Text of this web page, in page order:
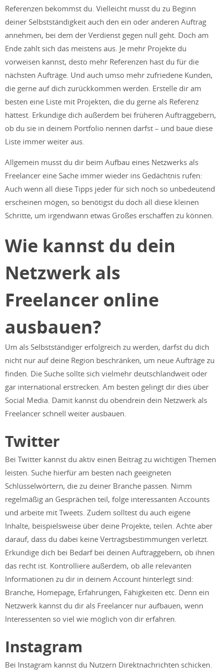
Referenzen bekommst du. Vielleicht musst du zu Beginn
deiner Selbstständigkeit auch den ein oder anderen Auftrag
annehmen, bei dem der Verdienst gegen null geht. Doch am
Ende zahlt sich das meistens aus. Je mehr Projekte du
vorweisen kannst, desto mehr Referenzen hast du für die
nächsten Aufträge. Und auch umso mehr zufriedene Kunden,
die gerne auf dich zurückkommen werden. Erstelle dir am
besten eine Liste mit Projekten, die du gerne als Referenz
hättest. Erkundige dich außerdem bei früheren Auftraggebern,
ob du sie in deinem Portfolio nennen darfst – und baue diese
Liste immer weiter aus.
Allgemein musst du dir beim Aufbau eines Netzwerks als
Freelancer eine Sache immer wieder ins Gedächtnis rufen:
Auch wenn all diese Tipps jeder für sich noch so unbedeutend
erscheinen mögen, so benötigst du doch all diese kleinen
Schritte, um irgendwann etwas Großes erschaffen zu können.
Wie kannst du dein
Netzwerk als
Freelancer online
ausbauen?
Um als Selbstständiger erfolgreich zu werden, darfst du dich
nicht nur auf deine Region beschränken, um neue Aufträge zu
finden. Die Suche sollte sich vielmehr deutschlandweit oder
gar international erstrecken. Am besten gelingt dir dies über
Social Media. Damit kannst du obendrein dein Netzwerk als
Freelancer schnell weiter ausbauen.
Twitter
Bei Twitter kannst du aktiv einen Beitrag zu wichtigen Themen
leisten. Suche hierfür am besten nach geeigneten
Schlüsselwörtern, die zu deiner Branche passen. Nimm
regelmäßig an Gesprächen teil, folge interessanten Accounts
und arbeite mit Tweets. Zudem solltest du auch eigene
Inhalte, beispielsweise über deine Projekte, teilen. Achte aber
darauf, dass du dabei keine Vertragsbestimmungen verletzt.
Erkundige dich bei Bedarf bei deinen Auftraggebern, ob ihnen
das recht ist. Kontrolliere außerdem, ob alle relevanten
Informationen zu dir in deinem Account hinterlegt sind:
Branche, Homepage, Erfahrungen, Fähigkeiten etc. Denn ein
Netzwerk kannst du dir als Freelancer nur aufbauen, wenn
Interessenten so viel wie möglich von dir erfahren.
Instagram
Bei Instagram kannst du Nutzern Direktnachrichten schicken.